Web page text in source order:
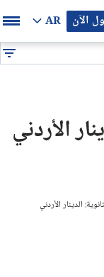
الآن AR
الأردني
الدينار الأردني